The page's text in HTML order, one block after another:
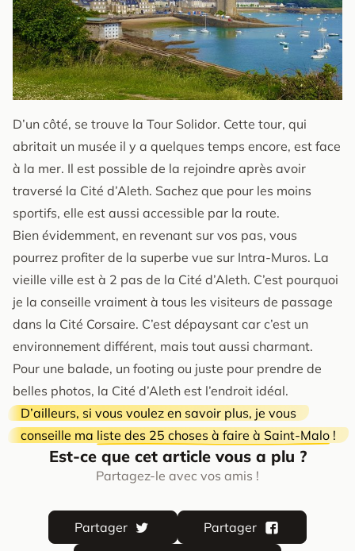
D’un côté, se trouve la Tour Solidor. Cette tour, qui
abritait un musée il y a quelques temps encore, est face
à la mer. Il est possible de la rejoindre après avoir
traversé la Cité d’Aleth. Sachez que pour les moins
sportifs, elle est aussi accessible par la route.
Bien évidemment, en revenant sur vos pas, vous
pourrez profiter de la superbe vue sur Intra-Muros. La
vieille ville est à 2 pas de la Cité d’Aleth. C’est pourquoi
je la conseille vraiment à tous les visiteurs de passage
dans la Cité Corsaire. C’est dépaysant car c’est un
environnement différent, mais tout aussi charmant.
Pour une balade, un footing ou juste pour prendre de
belles photos, la Cité d’Aleth est l’endroit idéal.
D’ailleurs, si vous voulez en savoir plus, je vous
conseille ma liste des 25 choses à faire à Saint-Malo!
Est-ce que cet article vous a plu ?
Partagez-le avec vos amis !
Partager Partager